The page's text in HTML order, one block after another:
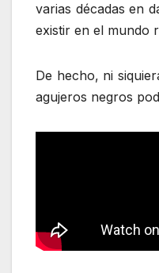
varias décadas en
existir en el mundo
De hecho, ni
agujeros negros